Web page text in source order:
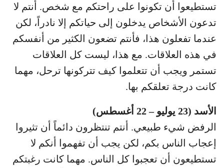
تستطيعوا أن تكونوا على راحتكم مع شخص. أنتم لا
تدعون الأشخاص يدخلون إلى حياتكم إلا نادراً، لكن
عندما تفعلون هذا، فأنتم تضعون الكثير من أنفسكم
في هذه العلاقات. مع هذا، ليست كل العلاقات
تستمر ويجب أن تتعلموا كيف تتركونها ترحل، مهما
كانت درجة تعلقكم بها.
الأسد (23 يوليو – 22 أغسطس)
الرفض شيء طبيعي. أنتم تنتظرون دائماً أن تثيروا
إعجاب الناس بكم، لكن يجب أن تفهموا أنكم لا
تستطيعون أن تعجبوا كل الناس. مهما كانت رغبتكم